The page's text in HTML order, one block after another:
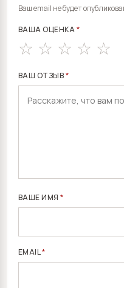
Ваш email не будет
ВАША ОЦЕНКА*
ВАШ ОТЗЫВ*
ВАШЕ ИМЯ*
EMAIL*
ALTERNATIVE: